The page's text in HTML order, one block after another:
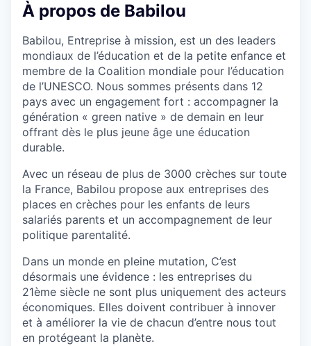
À propos de Babilou
Babilou, Entreprise à mission, est un des leaders
mondiaux de l’éducation et de la petite enfance et
membre de la Coalition mondiale pour l’éducation
de l’UNESCO. Nous sommes présents dans 12
pays avec un engagement fort : accompagner la
génération « green native » de demain en leur
offrant dès le plus jeune âge une éducation
durable.
Avec un réseau de plus de 3000 crèches sur toute
la France, Babilou propose aux entreprises des
places en crèches pour les enfants de leurs
salariés parents et un accompagnement de leur
politique parentalité.
Dans un monde en pleine mutation, C’est
désormais une évidence : les entreprises du
21ème siècle ne sont plus uniquement des acteurs
économiques. Elles doivent contribuer à innover
et à améliorer la vie de chacun d’entre nous tout
en protégeant la planète.